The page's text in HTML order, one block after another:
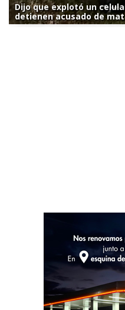
Dijo que explotó un
detienen acusado de